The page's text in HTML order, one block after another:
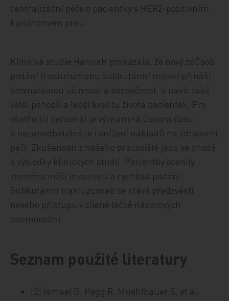
centralizační péče o pacientky s HER2-pozitivním
karcinomem prsu.
Klinická studie HannaH prokázala, že nový způsob
podání trastuzumabu subkutánní injekcí přináší
srovnatelnou účinnost a bezpečnost, a navíc také
větší pohodlí a lepší kvalitu života pacientek. Pro
ošetřující personál je významná úspora času
a nezanedbatelné je i snížení nákladů na zdravotní
péči. Zkušenosti z našeho pracoviště jsou ve shodě
s výsledky klinických studií. Pacientky ocenily
zejména nižší invazivitu a rychlost podání.
Subkutánní trastuzumab se stává předzvěstí
nového přístupu v cílené léčbě nádorových
onemocnění.
Seznam použité literatury
[2] Ismael G, Hegg R, Muehlbauer S, et al.